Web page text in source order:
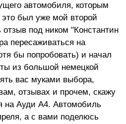
автомобиля, которым
был уже мой второй
под ником "Константин
пересаживаться на
бы попробовать) и начал
из большой немецкой
вас муками выбора,
отзывах и прочем, скажу
на Ауди А4. Автомобиль
а с вами поделюсь